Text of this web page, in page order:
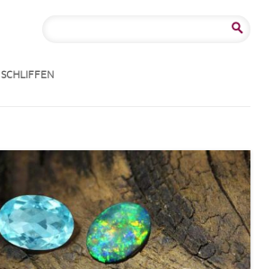
SCHLIFFEN